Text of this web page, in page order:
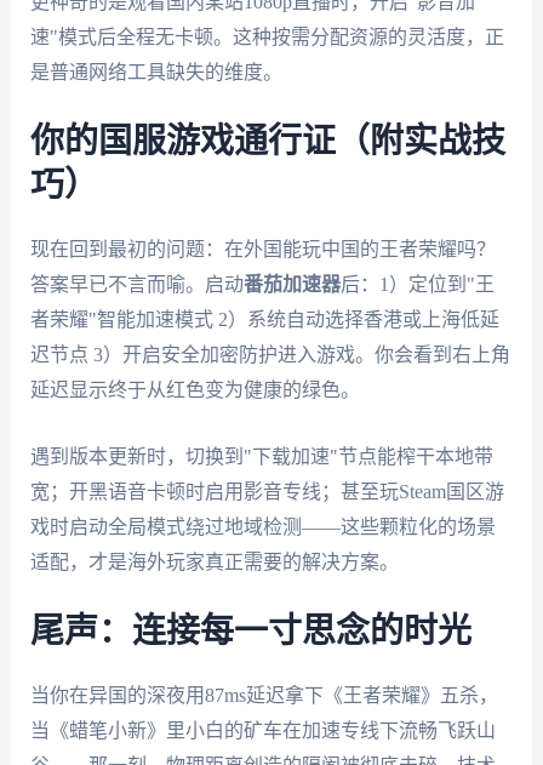
速"模式后全程无卡顿。这种按需分配资源的灵活度，正
是普通网络工具缺失的维度。
你的国服游戏通行证（附实战技
巧）
现在回到最初的问题：在外国能玩中国的王者荣耀吗？
答案早已不言而喻。启动番茄加速器后：1）定位到"王
者荣耀"智能加速模式 2）系统自动选择香港或上海低延
迟节点 3）开启安全加密防护进入游戏。你会看到右上角
延迟显示终于从红色变为健康的绿色。
遇到版本更新时，切换到"下载加速"节点能榨干本地带
宽；开黑语音卡顿时启用影音专线；甚至玩Steam国区游
戏时启动全局模式绕过地域检测——这些颗粒化的场景
适配，才是海外玩家真正需要的解决方案。
尾声：连接每一寸思念的时光
当你在异国的深夜用87ms延迟拿下《王者荣耀》五杀，
当《蜡笔小新》里小白的矿车在加速专线下流畅飞跃山